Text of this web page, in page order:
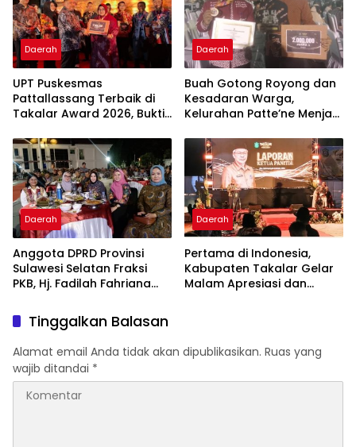
Daerah
UPT Puskesmas
Pattallassang Terbaik di
Takalar Award 2026, Bukti
Pelayanan Kesehatan
Berkualitas
Daerah
Buah Gotong Royong dan
Kesadaran Warga,
Kelurahan Patte’ne Menjadi
2026
Daerah
Anggota DPRD Provinsi
Sulawesi Selatan Fraksi
PKB, Hj. Fadilah Fahriana
Takalar Menyalakan
Lentera Pengabdian
Melalui Malam Apresiasi
dan Inovasi Award 2026
Daerah
Pertama di Indonesia,
Kabupaten Takalar Gelar
Malam Apresiasi dan
Berprestasi
Tinggalkan Balasan
Alamat email Anda tidak akan dipublikasikan. Ruas yang
wajib ditandai *